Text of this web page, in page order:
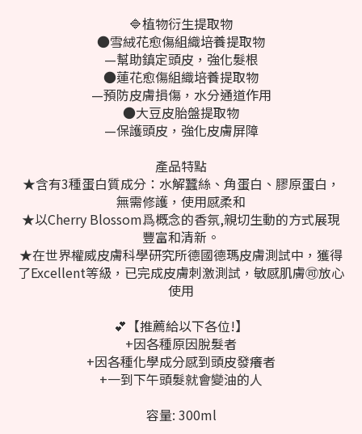
🔷植物衍生提取物
●雪絨花愈傷組織培養提取物
—幫助鎮定頭皮，強化髮根
●蓮花愈傷組織培養提取物
—預防皮膚損傷，水分通道作用
●大豆皮胎盤提取物
—保護頭皮，強化皮膚屏障
產品特點
★含有3種蛋白質成分：水解蠶絲、角蛋白、膠原蛋白，
無需修護，使用感柔和
★以Cherry Blossom爲概念的香氛,親切生動的方式展現
豐富和清新。
★在世界權威皮膚科學研究所德國德瑪皮膚測試中，獲得
了Excellent等級，已完成皮膚刺激測試，敏感肌膚🉑️放心
使用
💕【推薦給以下各位!】
+因各種原因脫髮者
+因各種化學成分感到頭皮發癢者
+一到下午頭髮就會變油的人
容量: 300ml